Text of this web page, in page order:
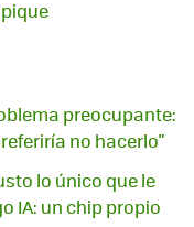
preocupante:
no hacerlo"
lo único que le
IA: un chip propio